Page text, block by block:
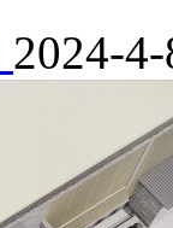
2024-